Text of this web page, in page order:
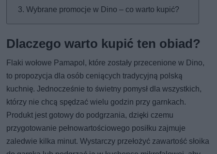
Wybrane promocje w Dino – co warto kupić?
Dlaczego warto kupić ten obiad?
Flaki wołowe Pamapol, które zostały przecenione w Dino,
to propozycja dla osób ceniących tradycyjną polską
kuchnię. Jednocześnie to świetny pomysł dla wszystkich,
którzy nie chcą spędzać wielu godzin przy garnkach.
Produkt jest gotowy do podgrzania, dzięki czemu
przygotowanie pełnowartościowego posiłku zajmuje
zaledwie kilka minut. Wystarczy przełożyć zawartość słoika